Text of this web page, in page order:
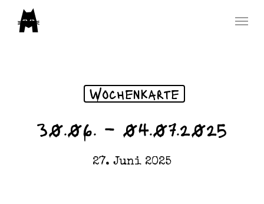
Skip
Wochenkarte
30.06. – 04.07.2025
27. Juni 2025